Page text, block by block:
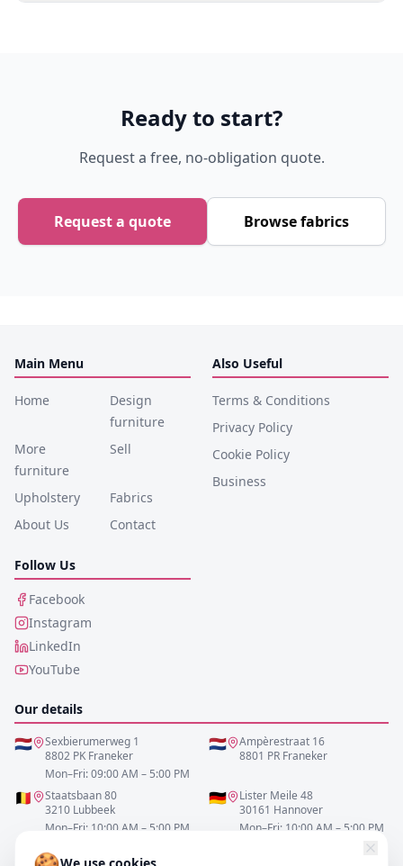
Ready to start?
Request a free, no-obligation quote.
Request a quote Browse fabrics
Main Menu
Home
Design
furniture
More
furniture
Sell
Upholstery
Fabrics
About Us
Contact
Also Useful
Terms & Conditions
Privacy Policy
Cookie Policy
Business
Follow Us
Facebook
Instagram
LinkedIn
YouTube
Our details
🇳🇱
Sexbierumerweg 1
8802 PK Franeker
Mon–Fri: 09:00 AM – 5:00 PM
🇳🇱
Ampèrestraat 16
8801 PR Franeker
🇧🇪
Staatsbaan 80
3210 Lubbeek
Mon–Fri: 10:00 AM – 5:00 PM
🇩🇪
Lister Meile 48
30161 Hannover
Mon–Fri: 10:00 AM – 5:00 PM